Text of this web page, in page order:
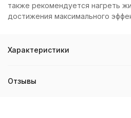
также рекомендуется нагреть
достижения максимального
Характеристики
Отзывы